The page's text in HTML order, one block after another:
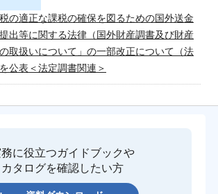
の適正な課税の確保を図るための国外送金
出等に関する法律（国外財産調書及び財産
取扱いについて」の一部改正について（法
公表＜法定調書関連＞
に役立つガイドブックや
カタログを確認したい方